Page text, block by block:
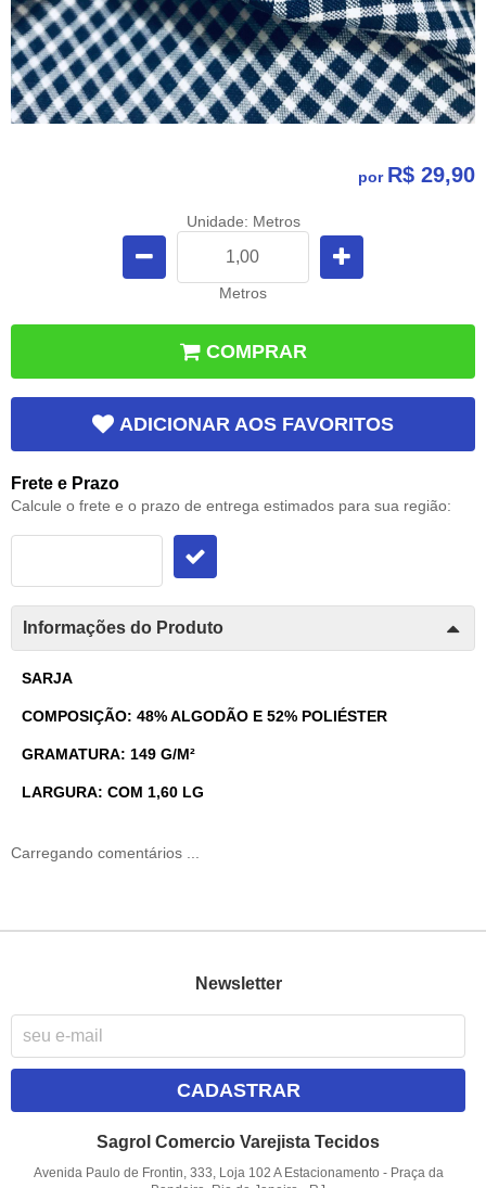
por R$ 29,90
Unidade: Metros
Metros
COMPRAR
ADICIONAR AOS FAVORITOS
Frete e Prazo
Calcule o frete e o prazo de entrega estimados para sua região:
Informações do Produto
SARJA
COMPOSIÇÃO: 48% ALGODÃO E 52% POLIÉSTER
GRAMATURA: 149 G/M²
LARGURA: COM 1,60 LG
Carregando comentários ...
Newsletter
CADASTRAR
Sagrol Comercio Varejista Tecidos
Avenida Paulo de Frontin, 333, Loja 102 A Estacionamento - Praça da